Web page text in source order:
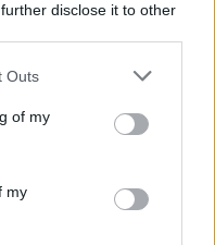
disclose it to other
one or more Google
You may click to
its third-party tags to
in below Google
Outs
of my
my
utódja a Red